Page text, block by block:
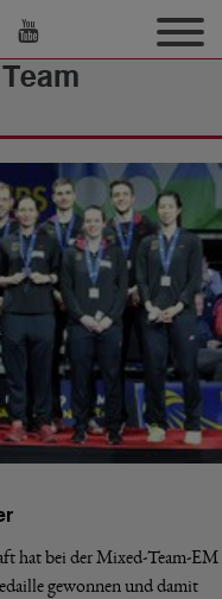
hat bei der Mixed-Team-EM
gewonnen und damit